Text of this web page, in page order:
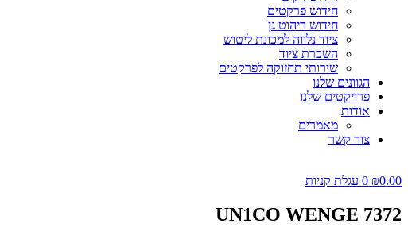
חידוש פרקטים
חידוש ריהוט גן
ציוד נלווה למכונת ליטוש
השכרת ציוד
שירותי תחזוקה לפרקטים
הגוונים שלנו
פרויקטים שלנו
אודות
מאמרים
צור קשר
₪0.00
0 עגלת קניות
UN1CO WENGE 7372